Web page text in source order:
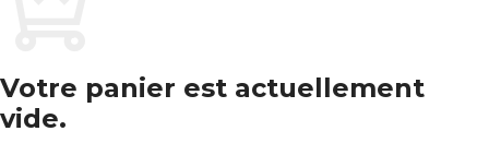
Votre panier est actuellement
vide.